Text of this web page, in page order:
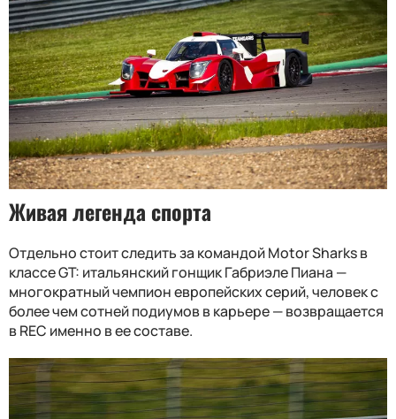
Живая легенда спорта
Отдельно стоит следить за командой Motor Sharks в
классе GT: итальянский гонщик Габриэле Пиана —
многократный чемпион европейских серий, человек с
более чем сотней подиумов в карьере — возвращается
в REC именно в ее составе.